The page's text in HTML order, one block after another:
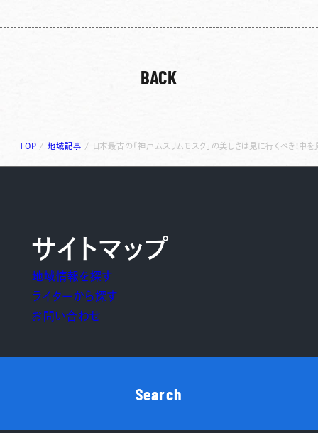
BACK
TOP /地域記事 / 日本最古の「神戸ムスリムモスク」の美しさは見に行くべき！中
サイトマップ
地域情報を探す
ライターから探す
お問い合わせ
Search